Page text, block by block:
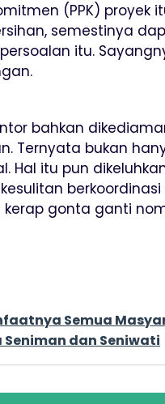
(PPK) proyek
semestinya
itu.
bahkan
Ternyata bukan
Hal itu pun
gonta ganti
Semua
dan Seniwati